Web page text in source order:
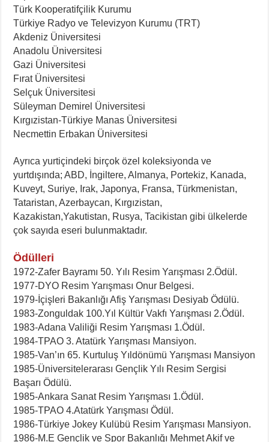
Türk Kooperatifçilik Kurumu
Türkiye Radyo ve Televizyon Kurumu (TRT)
Akdeniz Üniversitesi
Anadolu Üniversitesi
Gazi Üniversitesi
Fırat Üniversitesi
Selçuk Üniversitesi
Süleyman Demirel Üniversitesi
Kırgızistan-Türkiye Manas Üniversitesi
Necmettin Erbakan Üniversitesi
Ayrıca yurtiçindeki birçok özel koleksiyonda ve
yurtdışında; ABD, İngiltere, Almanya, Portekiz, Kanada,
Kuveyt, Suriye, Irak, Japonya, Fransa, Türkmenistan,
Tataristan, Azerbaycan, Kırgızistan,
Kazakistan,Yakutistan, Rusya, Tacikistan gibi ülkelerde
çok sayıda eseri bulunmaktadır.
Ödülleri
1972-Zafer Bayramı 50. Yılı Resim Yarışması 2.Ödül.
1977-DYO Resim Yarışması Onur Belgesi.
1979-İçişleri Bakanlığı Afiş Yarışması Desiyab Ödülü.
1983-Zonguldak 100.Yıl Kültür Vakfı Yarışması 2.Ödül.
1983-Adana Valiliği Resim Yarışması 1.Ödül.
1984-TPAO 3. Atatürk Yarışması Mansiyon.
1985-Van’ın 65. Kurtuluş Yıldönümü Yarışması Mansiyon
1985-Üniversitelerarası Gençlik Yılı Resim Sergisi
Başarı Ödülü.
1985-Ankara Sanat Resim Yarışması 1.Ödül.
1985-TPAO 4.Atatürk Yarışması Ödül.
1986-Türkiye Jokey Kulübü Resim Yarışması Mansiyon.
1986-M.E Gençlik ve Spor Bakanlığı Mehmet Akif ve